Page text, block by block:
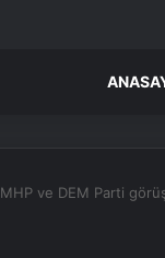
MHP ve DEM Parti